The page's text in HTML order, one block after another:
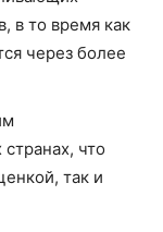
в то время как
через более
что
так и